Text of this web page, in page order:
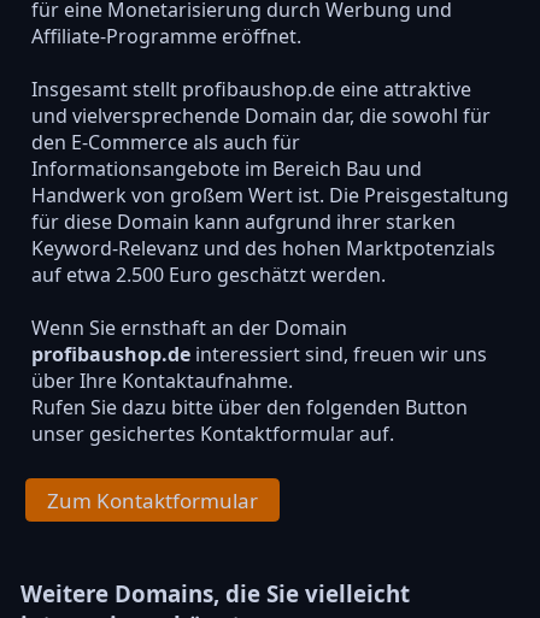
für eine Monetarisierung durch Werbung und
Affiliate-Programme eröffnet.
Insgesamt stellt profibaushop.de eine attraktive
und vielversprechende Domain dar, die sowohl für
den E-Commerce als auch für
Informationsangebote im Bereich Bau und
Handwerk von großem Wert ist. Die Preisgestaltung
für diese Domain kann aufgrund ihrer starken
Keyword-Relevanz und des hohen Marktpotenzials
auf etwa 2.500 Euro geschätzt werden.
Wenn Sie ernsthaft an der Domain
profibaushop.deinteressiert sind, freuen wir uns
über Ihre Kontaktaufnahme.
Rufen Sie dazu bitte über den folgenden Button
unser gesichertes Kontaktformular auf.
Zum Kontaktformular
Weitere Domains, die Sie vielleicht